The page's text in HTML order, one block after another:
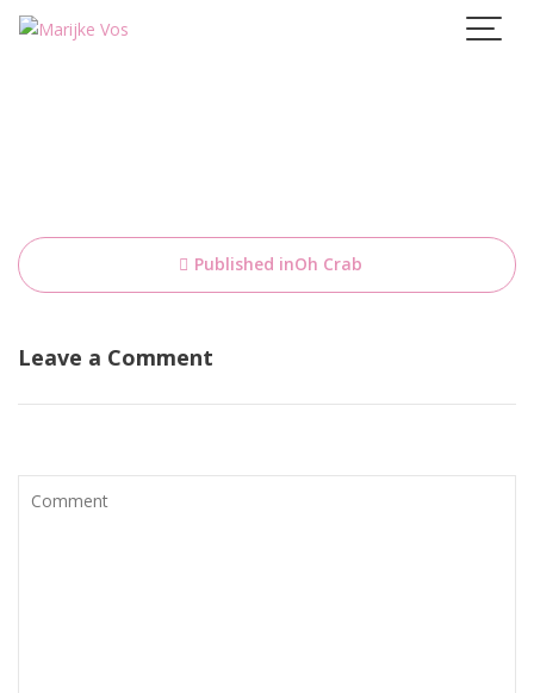
Skip
Bericht
navigatie
Published inOh Crab
Leave a Comment